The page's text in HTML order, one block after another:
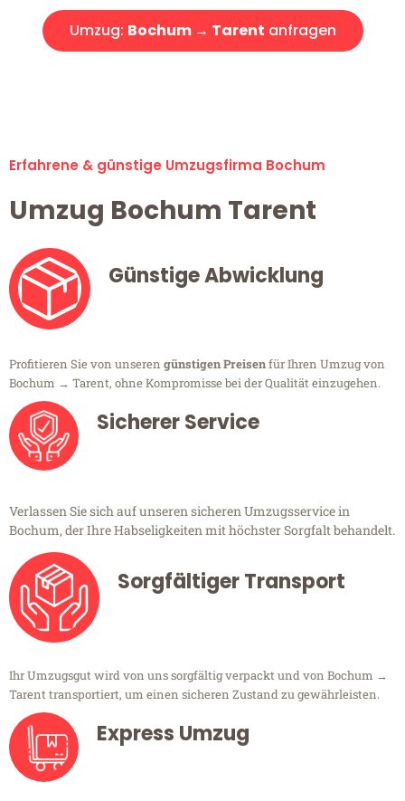
Umzug: Bochum → Tarent anfragen
Erfahrene & günstige Umzugsfirma Bochum
Umzug Bochum Tarent
Günstige Abwicklung
Profitieren Sie von unseren günstigen Preisenfür Ihren Umzug von
Bochum → Tarent, ohne Kompromisse bei der Qualität einzugehen.
Sicherer Service
Verlassen Sie sich auf unseren sicheren Umzugsservice in
Bochum, der Ihre Habseligkeiten mit höchster Sorgfalt behandelt.
Sorgfältiger Transport
Ihr Umzugsgut wird von uns sorgfältig verpackt und von Bochum →
Tarent transportiert, um einen sicheren Zustand zu gewährleisten.
Express Umzug